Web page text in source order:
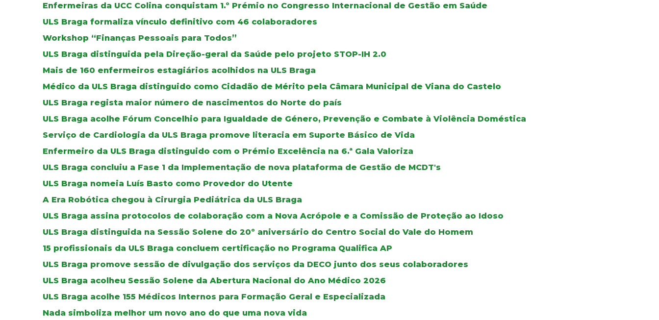
Enfermeiras da UCC Colina conquistam 1.º Prémio no Congresso Internacional de Gestão em Saúde
ULS Braga formaliza vínculo definitivo com 46 colaboradores
Workshop “Finanças Pessoais para Todos”
ULS Braga distinguida pela Direção-geral da Saúde pelo projeto STOP-IH 2.0
Mais de 160 enfermeiros estagiários acolhidos na ULS Braga
Médico da ULS Braga distinguido como Cidadão de Mérito pela Câmara Municipal de Viana do Castelo
ULS Braga regista maior número de nascimentos do Norte do país
ULS Braga acolhe Fórum Concelhio para Igualdade de Género, Prevenção e Combate à Violência Doméstica
Serviço de Cardiologia da ULS Braga promove literacia em Suporte Básico de Vida
Enfermeiro da ULS Braga distinguido com o Prémio Excelência na 6.ª Gala Valoriza
ULS Braga concluiu a Fase 1 da Implementação de nova plataforma de Gestão de MCDT's
ULS Braga nomeia Luís Basto como Provedor do Utente
A Era Robótica chegou à Cirurgia Pediátrica da ULS Braga
ULS Braga assina protocolos de colaboração com a Nova Acrópole e a Comissão de Proteção ao Idoso
ULS Braga distinguida na Sessão Solene do 20º aniversário do Centro Social do Vale do Homem
15 profissionais da ULS Braga concluem certificação no Programa Qualifica AP
ULS Braga promove sessão de divulgação dos serviços da DECO junto dos seus colaboradores
ULS Braga acolheu Sessão Solene da Abertura Nacional do Ano Médico 2026
ULS Braga acolhe 155 Médicos Internos para Formação Geral e Especializada
Nada simboliza melhor um novo ano do que uma nova vida